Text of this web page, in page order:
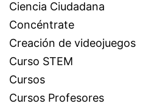
Ciencia Ciudadana
Concéntrate
Creación de videojuegos
Curso STEM
Cursos
Cursos Profesores